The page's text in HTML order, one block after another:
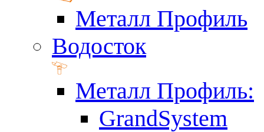
Металл Профиль
Водосток
Металл Профиль:
GrandSystem